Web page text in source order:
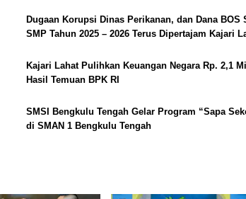
Dugaan Korupsi Dinas Perikanan, dan Dana BOS
SMP Tahun 2025 – 2026 Terus Dipertajam Kajari
Kajari Lahat Pulihkan Keuangan Negara Rp. 2,1
Hasil Temuan BPK RI
SMSI Bengkulu Tengah Gelar Program “Sapa
di SMAN 1 Bengkulu Tengah